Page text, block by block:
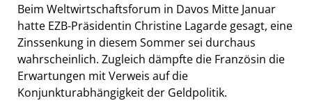
Beim Weltwirtschaftsforum in Davos Mitte Januar
hatte EZB-Präsidentin Christine Lagarde gesagt, eine
Zinssenkung in diesem Sommer sei durchaus
wahrscheinlich. Zugleich dämpfte die Französin die
Erwartungen mit Verweis auf die
Konjunkturabhängigkeit der Geldpolitik.